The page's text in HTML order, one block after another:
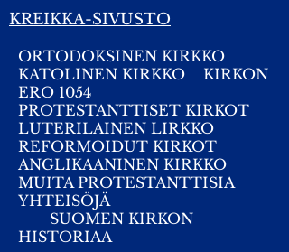
KREIKKA-SIVUSTO
ORTODOKSINEN KIRKKO
KATOLINEN KIRKKO
KIRKON
ERO 1054
PROTESTANTTISET KIRKOT
LUTERILAINEN LIRKKO
REFORMOIDUT KIRKOT
ANGLIKAANINEN KIRKKO
MUITA PROTESTANTTISIA
YHTEISÖJÄ
SUOMEN KIRKON
HISTORIAA